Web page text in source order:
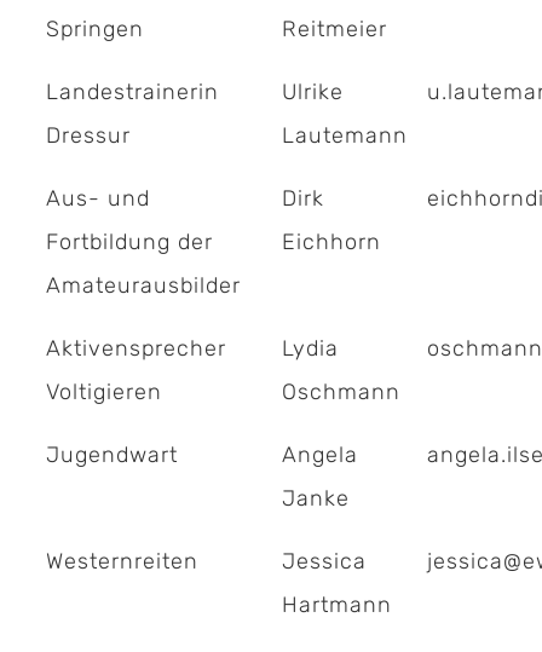
Springen
Reitmeier
Landestrainerin
Dressur
Ulrike
Lautemann
Aus- und
Fortbildung der
Amateurausbilder
Dirk
Eichhorn
Aktivensprecher
Voltigieren
Lydia
Oschmann
Jugendwart
Angela
Janke
Westernreiten
Jessica
Hartmann